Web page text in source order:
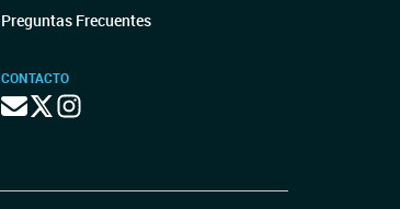
Preguntas Frecuentes
CONTACTO